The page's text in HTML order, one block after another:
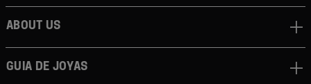
About us
Guia de joyas